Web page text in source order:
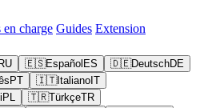
en charge Guides Extension
RU 🇪🇸Español ES 🇩🇪DeutschDE
PT 🇮🇹Italiano IT
PL 🇹🇷TürkçeTR